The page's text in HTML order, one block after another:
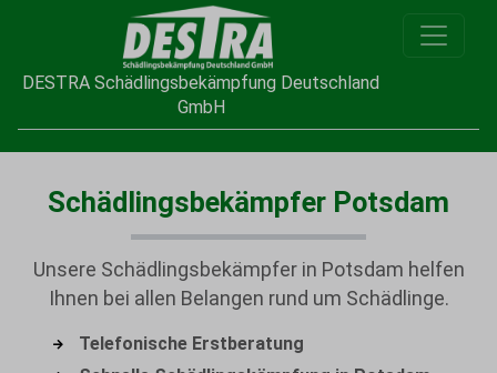
DESTRA Schädlingsbekämpfung Deutschland
GmbH
Schädlingsbekämpfer Potsdam
Unsere Schädlingsbekämpfer in Potsdam helfen
Ihnen bei allen Belangen rund um Schädlinge.
Telefonische Erstberatung